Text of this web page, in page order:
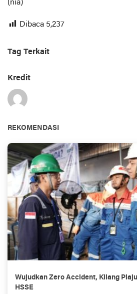
(nia)
Dibaca 5,237
Tag Terkait
Kredit
REKOMENDASI
Wujudkan Zero Accident, Kilang
HSSE